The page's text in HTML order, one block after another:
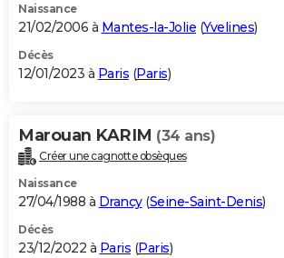
Naissance
21/02/2006 à Mantes-la-Jolie (Yvelines)
Décès
12/01/2023 à Paris (Paris)
Marouan KARIM (34 ans)
Créer une cagnotte obsèques
Naissance
27/04/1988 à Drancy(Seine-Saint-Denis)
Décès
23/12/2022 à Paris (Paris)